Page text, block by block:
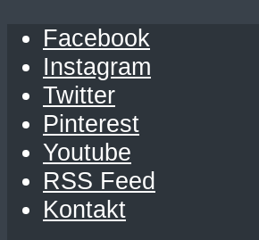
Facebook
Instagram
Twitter
Pinterest
Youtube
RSS Feed
Kontakt